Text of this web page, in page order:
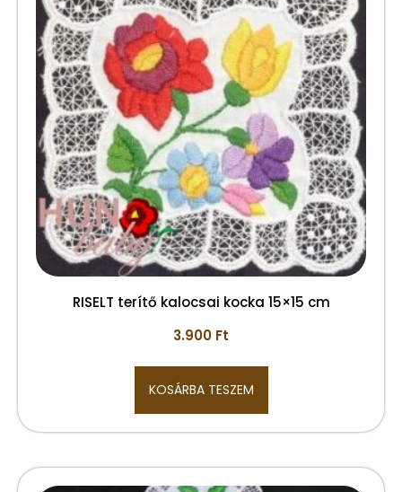
RISELT terítő kalocsai kocka 15×15 cm
3.900 Ft
KOSÁRBA TESZEM